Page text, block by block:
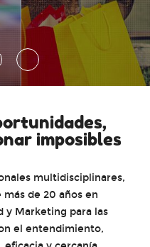
imposibles
multidisciplinares,
de 20 años en
y Marketing para las
el entendimiento,